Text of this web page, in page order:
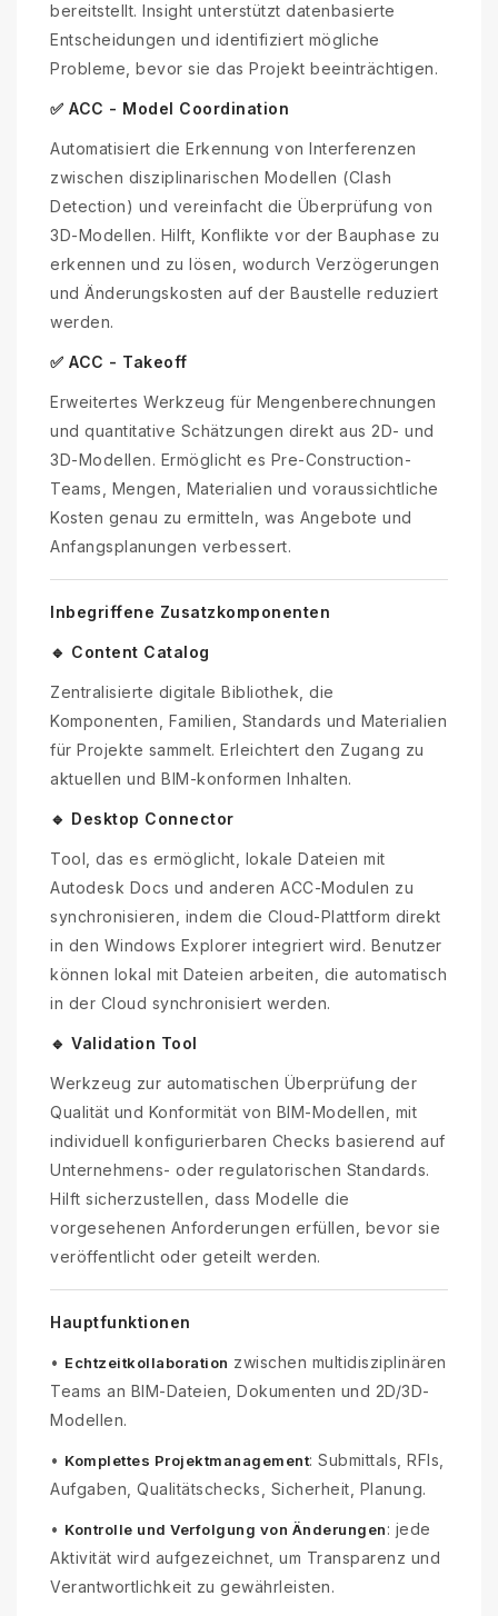
bereitstellt. Insight unterstützt datenbasierte
Entscheidungen und identifiziert mögliche
Probleme, bevor sie das Projekt beeinträchtigen.
✅ ACC - Model Coordination
Automatisiert die Erkennung von Interferenzen
zwischen disziplinarischen Modellen (Clash
Detection) und vereinfacht die Überprüfung von
3D-Modellen. Hilft, Konflikte vor der Bauphase zu
erkennen und zu lösen, wodurch Verzögerungen
und Änderungskosten auf der Baustelle reduziert
werden.
✅ ACC - Takeoff
Erweitertes Werkzeug für Mengenberechnungen
und quantitative Schätzungen direkt aus 2D- und
3D-Modellen. Ermöglicht es Pre-Construction-
Teams, Mengen, Materialien und voraussichtliche
Kosten genau zu ermitteln, was Angebote und
Anfangsplanungen verbessert.
Inbegriffene Zusatzkomponenten
🔹 Content Catalog
Zentralisierte digitale Bibliothek, die
Komponenten, Familien, Standards und Materialien
für Projekte sammelt. Erleichtert den Zugang zu
aktuellen und BIM-konformen Inhalten.
🔹 Desktop Connector
Tool, das es ermöglicht, lokale Dateien mit
Autodesk Docs und anderen ACC-Modulen zu
synchronisieren, indem die Cloud-Plattform direkt
in den Windows Explorer integriert wird. Benutzer
können lokal mit Dateien arbeiten, die automatisch
in der Cloud synchronisiert werden.
🔹 Validation Tool
Werkzeug zur automatischen Überprüfung der
Qualität und Konformität von BIM-Modellen, mit
individuell konfigurierbaren Checks basierend auf
Unternehmens- oder regulatorischen Standards.
Hilft sicherzustellen, dass Modelle die
vorgesehenen Anforderungen erfüllen, bevor sie
veröffentlicht oder geteilt werden.
Hauptfunktionen
• Echtzeitkollaboration zwischen multidisziplinären
Teams an BIM-Dateien, Dokumenten und 2D/3D-
Modellen.
• Komplettes Projektmanagement: Submittals, RFIs,
Aufgaben, Qualitätschecks, Sicherheit, Planung.
• Kontrolle und Verfolgung von Änderungen: jede
Aktivität wird aufgezeichnet, um Transparenz und
Verantwortlichkeit zu gewährleisten.